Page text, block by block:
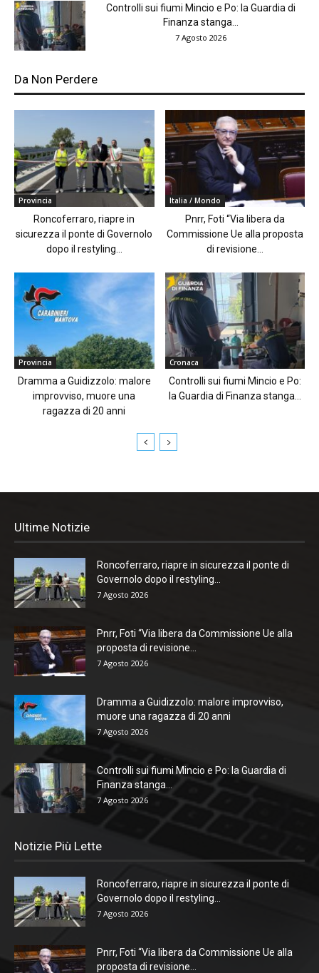
Controlli sui fiumi Mincio e Po: la Guardia di
Finanza stanga...
7 Agosto 2026
Da Non Perdere
Provincia
Roncoferraro, riapre in
sicurezza il ponte di Governolo
dopo il restyling...
Italia / Mondo
Pnrr, Foti “Via libera da
Commissione Ue alla proposta
di revisione...
Provincia
Dramma a Guidizzolo: malore
improvviso, muore una
ragazza di 20 anni
Cronaca
Controlli sui fiumi Mincio e Po:
la Guardia di Finanza stanga...
Ultime Notizie
Roncoferraro, riapre in sicurezza il ponte di
Governolo dopo il restyling...
7 Agosto 2026
Pnrr, Foti “Via libera da Commissione Ue alla
proposta di revisione...
7 Agosto 2026
Dramma a Guidizzolo: malore improvviso,
muore una ragazza di 20 anni
7 Agosto 2026
Controlli sui fiumi Mincio e Po: la Guardia di
Finanza stanga...
7 Agosto 2026
Notizie Più Lette
Roncoferraro, riapre in sicurezza il ponte di
Governolo dopo il restyling...
7 Agosto 2026
Pnrr, Foti “Via libera da Commissione Ue alla
proposta di revisione...